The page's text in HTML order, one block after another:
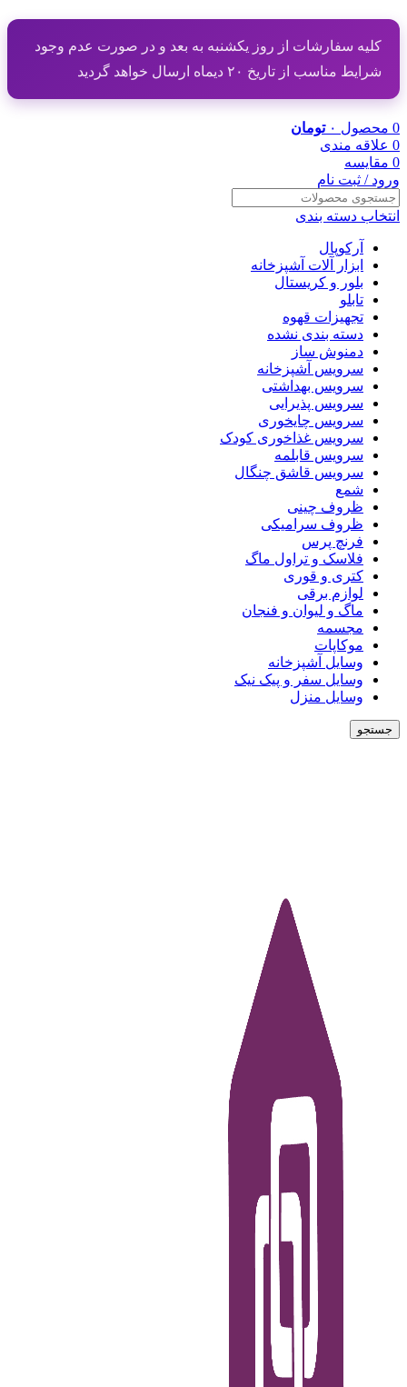
کلیه سفارشات از روز یکشنبه به بعد و در صورت عدم وجود
شرایط مناسب از تاریخ ۲۰ دیماه ارسال خواهد گردید
0 محصول ۰ تومان
0 علاقه مندی
0 مقایسه
ورود / ثبت نام
انتخاب دسته بندی
آرکوپال
ابزار آلات آشپزخانه
بلور و کریستال
تابلو
تجهیزات قهوه
دسته بندی نشده
دمنوش ساز
سرویس آشپزخانه
سرویس بهداشتی
سرویس پذیرایی
سرویس چایخوری
سرویس غذاخوری کودک
سرویس قابلمه
سرویس قاشق چنگال
شمع
ظروف چینی
ظروف سرامیکی
فرنچ پرس
فلاسک و تراول ماگ
کتری و قوری
لوازم برقی
ماگ و لیوان و فنجان
مجسمه
موکاپات
وسایل آشپزخانه
وسایل سفر و پیک نیک
وسایل منزل
جستجو